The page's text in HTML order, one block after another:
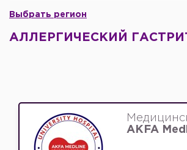
Выбрать регион
АЛЛЕРГИЧЕСКИЙ
AKFA